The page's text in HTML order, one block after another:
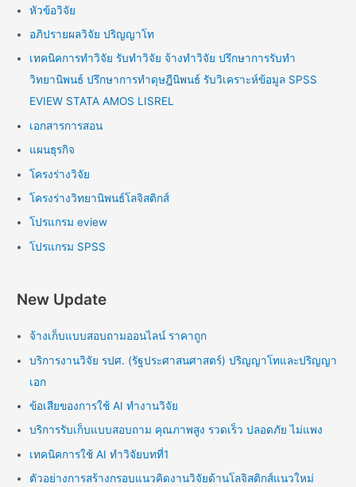
หัวข้อวิจัย
อภิปรายผลวิจัย ปริญญาโท
เทคนิคการทำวิจัย รับทำวิจัย จ้างทำวิจัย ปรึกษาการรับทำ
วิทยานิพนธ์ ปรึกษาการทำดุษฎีนิพนธ์ รับวิเคราะห์ข้อมูล SPSS
EVIEW STATA AMOS LISREL
เอกสารการสอน
แผนธุรกิจ
โครงร่างวิจัย
โครงร่างวิทยานิพนธ์โลจิสติกส์
โปรแกรม eview
โปรแกรม SPSS
New Update
จ้างเก็บแบบสอบถามออนไลน์ ราคาถูก
บริการงานวิจัย รปศ. (รัฐประศาสนศาสตร์) ปริญญาโทและปริญญา
เอก
ข้อเสียของการใช้ AI ทำงานวิจัย
บริการรับเก็บแบบสอบถาม คุณภาพสูง รวดเร็ว ปลอดภัย ไม่แพง
เทคนิคการใช้ AI ทำวิจัยบทที่1
ตัวอย่างการสร้างกรอบแนวคิดงานวิจัยด้านโลจิสติกส์แนวใหม่